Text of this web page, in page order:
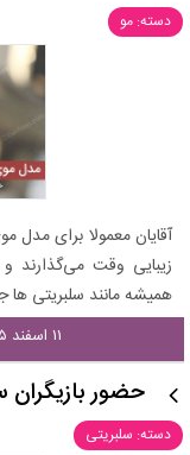
دسته: مو
آقایان معمولا برای
زیبایی وقت
همیشه مانند سلبریتی ها
۱۱ اسفند ۱۳۹۵ - ۱۸:۳۴
حضور بازیگران
دسته: سلبریتی